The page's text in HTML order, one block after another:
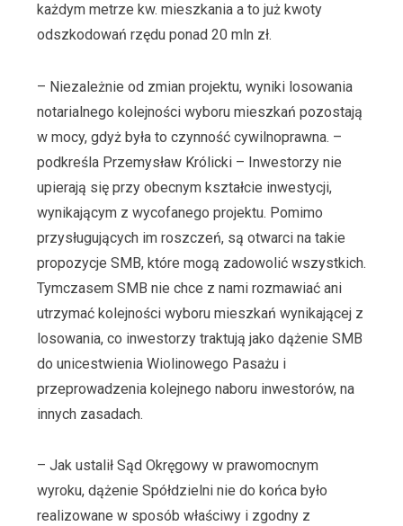
każdym metrze kw. mieszkania a to już kwoty
odszkodowań rzędu ponad 20 mln zł.
– Niezależnie od zmian projektu, wyniki losowania
notarialnego kolejności wyboru mieszkań pozostają
w mocy, gdyż była to czynność cywilnoprawna. –
podkreśla Przemysław Królicki – Inwestorzy nie
upierają się przy obecnym kształcie inwestycji,
wynikającym z wycofanego projektu. Pomimo
przysługujących im roszczeń, są otwarci na takie
propozycje SMB, które mogą zadowolić wszystkich.
Tymczasem SMB nie chce z nami rozmawiać ani
utrzymać kolejności wyboru mieszkań wynikającej z
losowania, co inwestorzy traktują jako dążenie SMB
do unicestwienia Wiolinowego Pasażu i
przeprowadzenia kolejnego naboru inwestorów, na
innych zasadach.
– Jak ustalił Sąd Okręgowy w prawomocnym
wyroku, dążenie Spółdzielni nie do końca było
realizowane w sposób właściwy i zgodny z